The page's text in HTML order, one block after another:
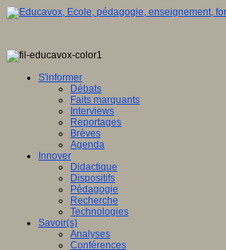
S'informer
Débats
Faits marquants
Interviews
Reportages
Brèves
Agenda
Innover
Didactique
Dispositifs
Pédagogie
Recherche
Technologies
Savoir(s)
Analyses
Conférences